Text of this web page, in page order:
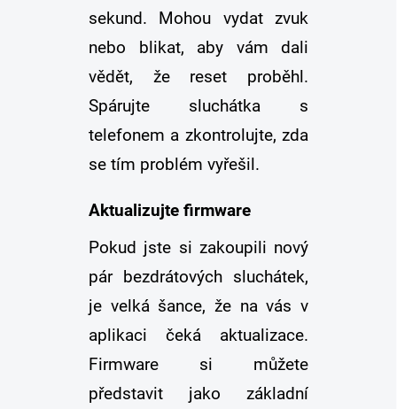
sekund. Mohou vydat zvuk
nebo blikat, aby vám dali
vědět, že reset proběhl.
Spárujte sluchátka s
telefonem a zkontrolujte, zda
se tím problém vyřešil.
Aktualizujte firmware
Pokud jste si zakoupili nový
pár bezdrátových sluchátek,
je velká šance, že na vás v
aplikaci čeká aktualizace.
Firmware si můžete
představit jako základní